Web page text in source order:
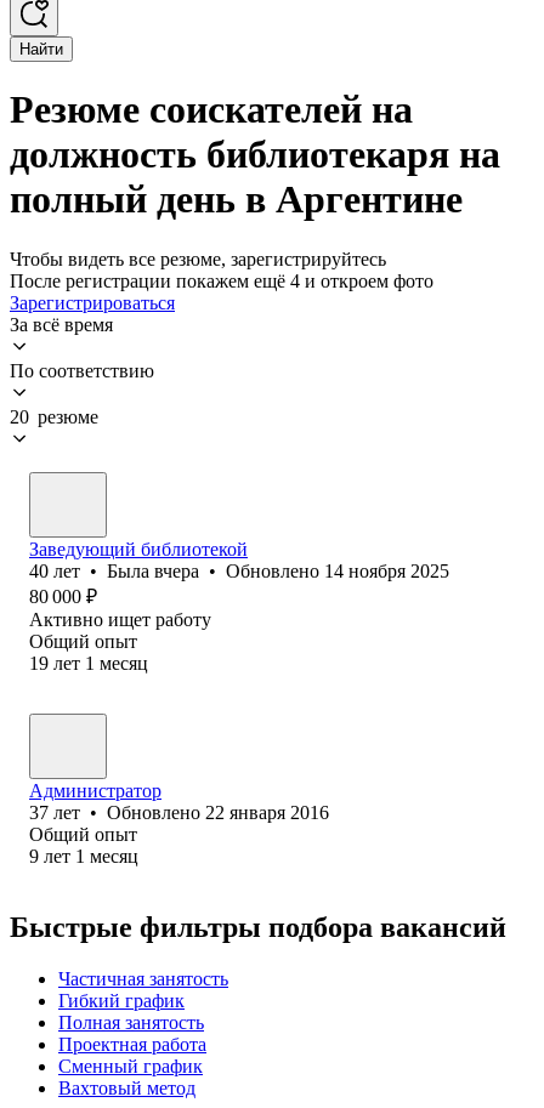
Найти
Резюме соискателей на
должность библиотекаря на
полный день в Аргентине
Чтобы видеть все резюме, зарегистрируйтесь
После регистрации покажем ещё 4 и откроем фото
Зарегистрироваться
За всё время
По соответствию
20 резюме
Заведующий библиотекой
40 лет • Была вчера • Обновлено 14 ноября 2025
80 000 ₽
Активно ищет работу
Общий опыт
19 лет 1 месяц
Администратор
37 лет • Обновлено 22 января 2016
Общий опыт
9 лет 1 месяц
Быстрые фильтры подбора вакансий
Частичная занятость
Гибкий график
Полная занятость
Проектная работа
Сменный график
Вахтовый метод